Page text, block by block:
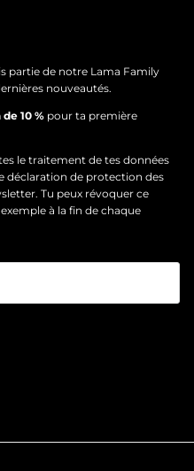
partie de notre Lama Family
nouveautés.
10 % pour ta première
le traitement de tes données
déclaration de protection des
Tu peux révoquer ce
à la fin de chaque